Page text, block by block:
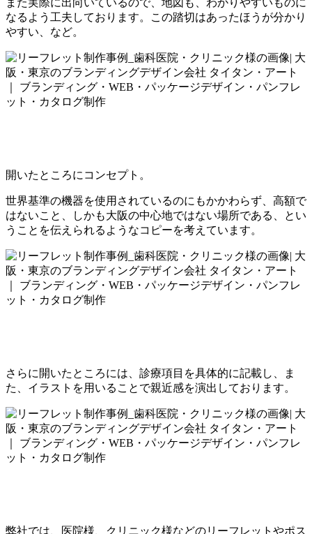
また実際に出向いているので、地図も、わかりやすいものに
なるよう工夫しております。この踏切はあったほうが分かり
やすい、など。
開いたところにコンセプト。
世界基準の機器を使用されているのにもかかわらず、高額で
はないこと、しかも大阪の中心地ではない場所である、とい
うことを伝えられるようなコピーを考えています。
さらに開いたところには、診療項目を具体的に記載し、ま
た、イラストを用いることで親近感を演出しております。
弊社では、医院様、クリニック様などのリーフレットやポス